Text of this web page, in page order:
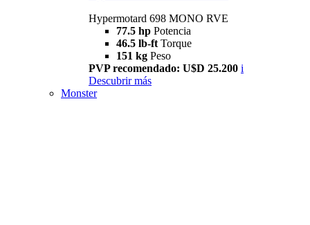
Hypermotard 698 MONO RVE
77.5 hp Potencia
46.5 lb-ft Torque
151 kg Peso
PVP recomendado: U$D 25.200 i
Descubrir más
Monster